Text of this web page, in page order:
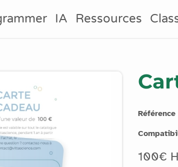
IA Ressources
Référence
100€